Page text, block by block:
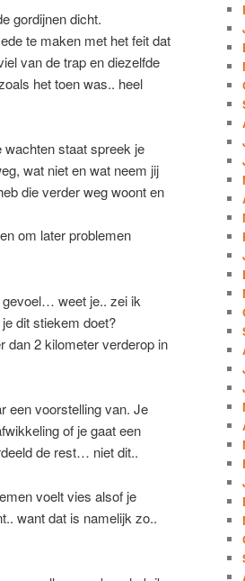
gordijnen dicht.
te maken met het feit dat
van de trap en diezelfde
het toen was.. heel
wachten staat spreek je
wat niet en wat neem jij
die verder weg woont en
om later problemen
gevoel… weet je.. zei ik
dit stiekem doet?
dan 2 kilometer verderop in
een voorstelling van. Je
of je gaat een
de rest… niet dit..
voelt vies alsof je
want dat is namelijk zo..